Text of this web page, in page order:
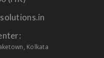
Kolkata